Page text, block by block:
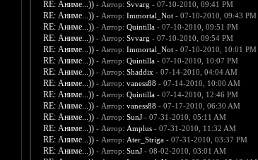
RE: Аниме...)) - Автор: Svvarg - 07-10-2010, 09:41 PM
RE: Аниме...)) - Автор: Immortal_Not- 07-10-2010, 09:43 PM
RE: Аниме...)) - Автор: Quintilla- 07-10-2010, 09:51 PM
RE: Аниме...)) - Автор: Svvarg - 07-10-2010, 09:54 PM
RE: Аниме...)) - Автор: Immortal_Not- 07-10-2010, 10:01 PM
RE: Аниме...)) - Автор: Quintilla- 07-10-2010, 10:07 PM
RE: Аниме...)) - Автор: Shaddix - 07-14-2010, 04:04 AM
RE: Аниме...)) - Автор: vaness88 - 07-14-2010, 10:00 AM
RE: Аниме...)) - Автор: Quintilla- 07-14-2010, 12:46 PM
RE: Аниме...)) - Автор: vaness88 - 07-17-2010, 06:30 AM
RE: Аниме...)) - Автор: SunJ- 07-31-2010, 05:11 AM
RE: Аниме...)) - Автор: Amplus- 07-31-2010, 11:32 AM
RE: Аниме...)) - Автор: Ater_Striga- 07-31-2010, 03:37 PM
RE: Аниме...)) - Автор: SunJ- 08-02-2010, 03:01 AM